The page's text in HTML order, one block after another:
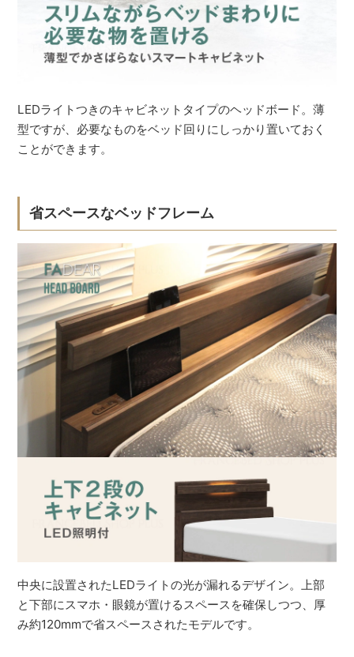
LEDライトつきのキャビネットタイプのヘッドボード。薄
型ですが、必要なものをベッド回りにしっかり置いておく
ことができます。
省スペースなベッドフレーム
中央に設置されたLEDライトの光が漏れるデザイン。上部
と下部にスマホ・眼鏡が置けるスペースを確保しつつ、厚
み約120mmで省スペースされたモデルです。